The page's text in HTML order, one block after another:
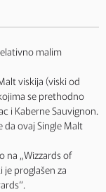
malim
viskija (viski od
se prethodno
i Kaberne Sauvignon.
ovaj Single Malt
na „Wizzards of
je proglašen za